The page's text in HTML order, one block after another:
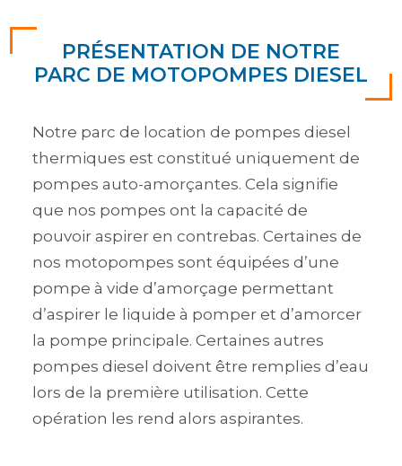
PRÉSENTATION DE NOTRE
PARC DE MOTOPOMPES DIESEL
Notre parc de location de pompes diesel
thermiques est constitué uniquement de
pompes auto-amorçantes. Cela signifie
que nos pompes ont la capacité de
pouvoir aspirer en contrebas. Certaines de
nos motopompes sont équipées d’une
pompe à vide d’amorçage permettant
d’aspirer le liquide à pomper et d’amorcer
la pompe principale. Certaines autres
pompes diesel doivent être remplies d’eau
lors de la première utilisation. Cette
opération les rend alors aspirantes.